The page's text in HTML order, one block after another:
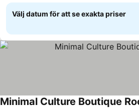
Välj datum för att se exakta priser
Minimal Culture Boutique